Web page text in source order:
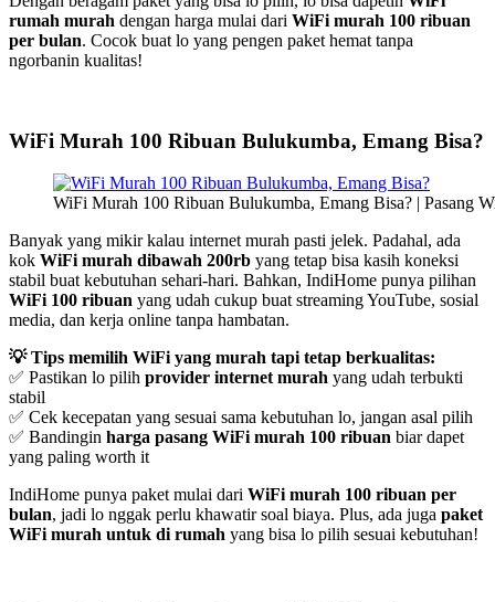
rumah murah dengan harga mulai dari WiFi murah 100 ribuan
per bulan. Cocok buat lo yang pengen paket hemat tanpa
ngorbanin kualitas!
WiFi Murah 100 Ribuan Bulukumba, Emang Bisa?
WiFi Murah 100 Ribuan Bulukumba, Emang Bisa? | Pasang
Banyak yang mikir kalau internet murah pasti jelek. Padahal, ada
kok WiFi murah dibawah 200rb yang tetap bisa kasih koneksi
stabil buat kebutuhan sehari-hari. Bahkan, IndiHome punya pilihan
WiFi 100 ribuan yang udah cukup buat streaming YouTube, sosial
media, dan kerja online tanpa hambatan.
💡 Tips memilih WiFi yang murah tapi tetap berkualitas:
✅ Pastikan lo pilih provider internet murah yang udah terbukti
stabil
✅ Cek kecepatan yang sesuai sama kebutuhan lo, jangan asal pilih
✅ Bandingin harga pasang WiFi murah 100 ribuan biar dapet
yang paling worth it
IndiHome punya paket mulai dari WiFi murah 100 ribuan per
bulan, jadi lo nggak perlu khawatir soal biaya. Plus, ada juga paket
WiFi murah untuk di rumah yang bisa lo pilih sesuai kebutuhan!